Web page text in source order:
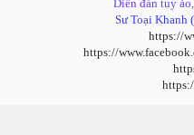
Diễn đàn tuy
Sư Toại Khanh
https://
https://